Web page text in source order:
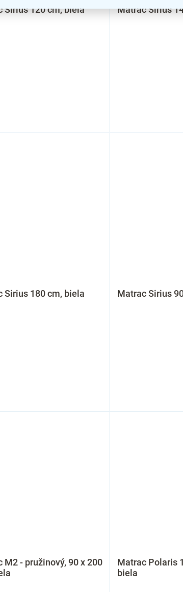
Sirius 120 cm, biela Matrac Sirius
Sirius 180 cm, biela Matrac Sirius
M2 - pružinový, 90 x 200
Matrac Polaris
biela